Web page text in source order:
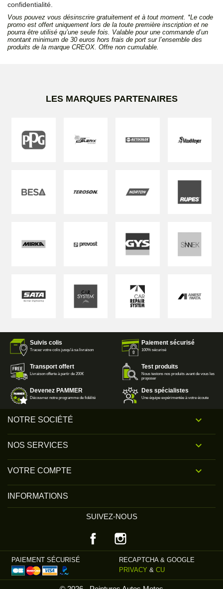
confidentialité.
Vous pouvez vous désinscrire gratuitement et à tout moment. *Le code
promo est offert uniquement lors de la toute première inscription et ne
pourra être utilisé qu’une seule fois. Valable pour une commande d’un
montant minimum de 30 euros hors frais de port sur l’ensemble des
produits de la marque CREOX. Offre non cumulable.
LES MARQUES PARTENAIRES
Suivis colis
Tracez votre colis jusqu'à sa livraison
Paiement sécurisé
100% sécurisé
Transport offert
Livraison offerte à partir de 200€
Test produits
Nous testons nos produits avant de vous les
proposer
Devenez PAMMER
Découvrez notre programme de fidélité
Des spécialistes
Une équipe expérimentée à votre écoute
NOTRE SOCIÉTÉ 
NOS SERVICES 
VOTRE COMPTE 
INFORMATIONS
SUIVEZ-NOUS
Facebook
PAIEMENT SÉCURISÉ
RECAPTCHA & GOOGLE
PRIVACY & CU